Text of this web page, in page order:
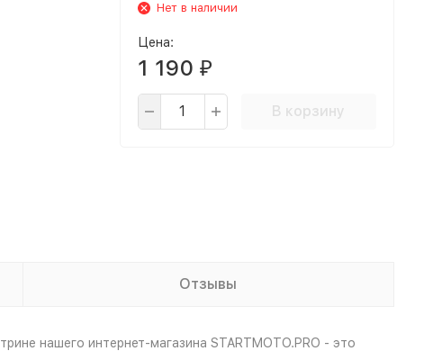
Нет в наличии
Цена:
1 190 ₽
В корзину
Отзывы
нашего интернет-магазина STARTMOTO.PRO - это